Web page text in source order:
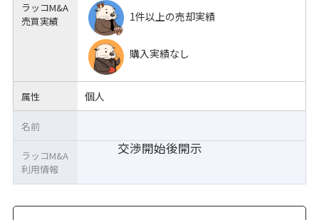
ラッコM&A
売買実績
1件以上の売却実績
購入実績なし
属性 個人
交渉開始後開示
名前
ラッコM&A
利用情報